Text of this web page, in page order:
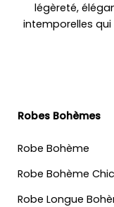
légèreté,
intemporelles
Robes Bohèmes
Robe Bohème
Robe Bohème Chic
Robe Longue